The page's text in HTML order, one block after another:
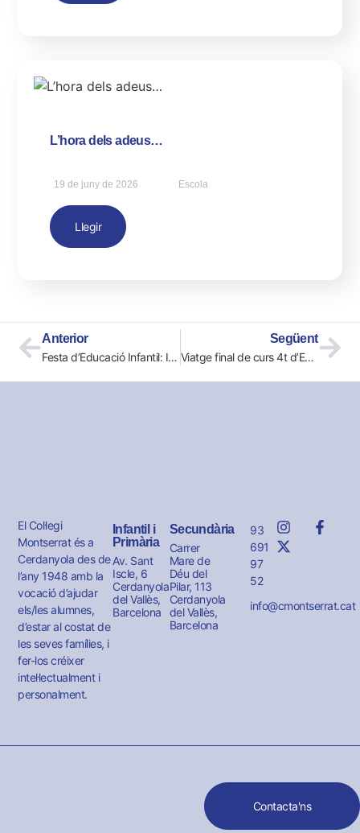
L’hora dels adeus…
19 de juny de 2026 Escola
Llegir
Anterior
Festa d’Educació Infantil: I3, I4 i I5
Següent
Viatge final de curs 4t d’ESO: Madrid 2026
El Col·legi
Montserrat és a
Cerdanyola des de
l’any 1948 amb la
vocació d’ajudar
els/les alumnes,
d’estar al costat de
les seves famílies, i
fer-los créixer
intel·lectualment i
personalment.
Infantil i
Primària
Av. Sant
Iscle, 6
Cerdanyola
del Vallès,
Barcelona
Secundària
Carrer
Mare de
Déu del
Pilar, 113
Cerdanyola
del Vallès,
Barcelona
93
691
97
52
info@cmontserrat.cat
Contacta'ns